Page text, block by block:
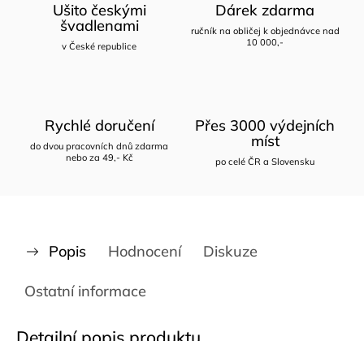
Ušito českými
švadlenami
v České republice
Dárek zdarma
ručník na obličej k objednávce nad
10 000,-
Rychlé doručení
do dvou pracovních dnů zdarma
nebo za 49,- Kč
Přes 3000 výdejních
míst
po celé ČR a Slovensku
Popis Hodnocení Diskuze
Ostatní informace